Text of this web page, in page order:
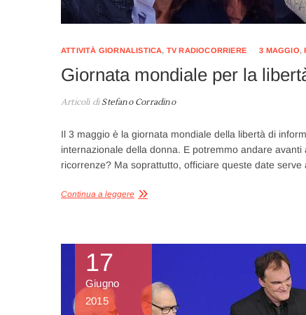
ATTIVITÀ GIORNALISTICA, TV RADIOCORRIERE 3 MAGGIO,
Giornata mondiale per la
Articoli diStefano Corradino
Il 3 maggio è la giornata mondiale della libertà di
internazionale della donna. E potremmo andare
ricorrenze? Ma soprattutto, officiare queste date
Continua a leggere
17
Giugno
2015